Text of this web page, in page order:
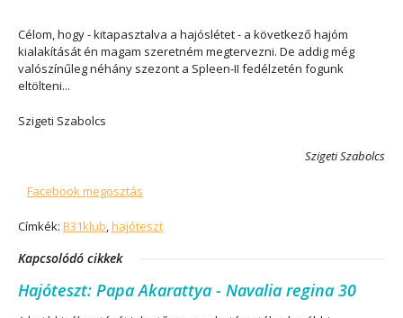
Célom, hogy - kitapasztalva a hajóslétet - a következő hajóm
kialakítását én magam szeretném megtervezni. De addig még
valószínűleg néhány szezont a Spleen-II fedélzetén fogunk
eltölteni...
Szigeti Szabolcs
Szigeti Szabolcs
Facebook megosztás
Címkék: B31klub,hajóteszt
Kapcsolódó cikkek
Hajóteszt: Papa Akarattya - Navalia regina 30